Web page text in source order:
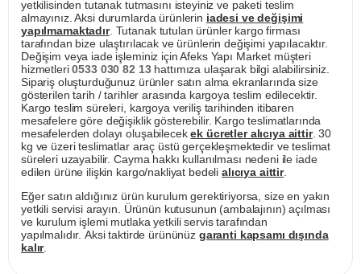
yetkilisinden tutanak tutmasını isteyiniz ve paketi teslim
almayınız. Aksi durumlarda ürünlerin iadesi ve değişimi
yapılmamaktadır. Tutanak tutulan ürünler kargo firması
tarafından bize ulaştırılacak ve ürünlerin değişimi yapılacaktır.
Değişim veya iade işleminiz için Afeks Yapı Market müşteri
hizmetleri0533 030 82 13hattımıza ulaşarak bilgi alabilirsiniz.
Sipariş oluşturduğunuz ürünler satın alma ekranlarında size
gösterilen tarih / tarihler arasında kargoya teslim edilecektir.
Kargo teslim süreleri, kargoya veriliş tarihinden itibaren
mesafelere göre değişiklik gösterebilir. Kargo teslimatlarında
mesafelerden dolayı oluşabilecekek ücretler alıcıya aittir. 30
kg ve üzeri teslimatlar araç üstü gerçekleşmektedir ve teslimat
süreleri uzayabilir. Cayma hakkı kullanılması nedeni ile iade
edilen ürüne ilişkin kargo/nakliyat bedeli alıcıya aittir.
Eğer satın aldığınız ürün kurulum gerektiriyorsa, size en yakın
yetkili servisi arayın. Ürünün kutusunun (ambalajının) açılması
ve kurulum işlemi mutlaka yetkili servis tarafından
yapılmalıdır. Aksi taktirde ürününüz garanti kapsamı dışında
kalır.